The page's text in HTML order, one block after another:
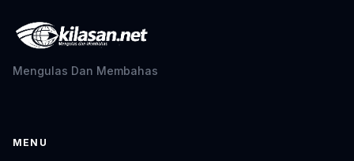
Mengulas Dan Membahas
MENU